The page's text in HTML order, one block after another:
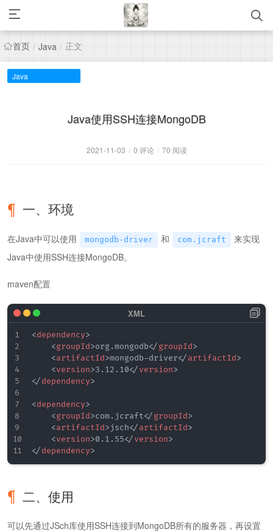
首页 / Java / 正文
Java
Java使用SSH连接MongoDB
2021-11-03 / 0 评论 / 70 阅读
一、环境
在Java中可以使用 mongodb-driver 和 com.jcraft
来实现
Java中使用SSH连接MongoDB。
maven配置
<dependency>
<groupId>org.mongodb</groupId>
<artifactId>mongodb-driver</artifactId>
<version>3.12.10</version>
</dependency>
<dependency>
<groupId>com.jcraft</groupId>
<artifactId>jsch</artifactId>
<version>0.1.55</version>
</dependency>
二、使用
可以先通过JSch库使用SSH连接到MongoDB所有的服务器，再设置